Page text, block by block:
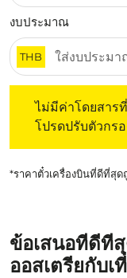
งบประมาณ
THB
ไม่มีค่าโดยสาร
โปรดปรับตัวกร
*ราคาตั๋วเครื่องบินที่ดีที่สุ
ข้อเสนอที่ดีที่
ออสเตรียกับเ